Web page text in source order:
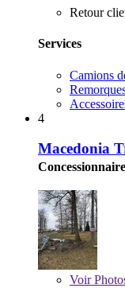
Retour
Services
Camions
4
Macedonia
Voir